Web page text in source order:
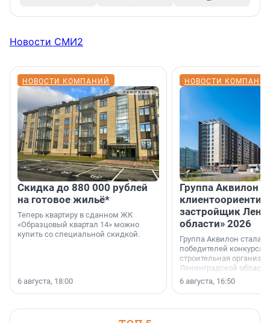
Новости СМИ2
НОВОСТИ КОМПАНИЙ
Скидка до 880 000 рублей
на готовое жильё*
Теперь квартиру в сданном ЖК
«Образцовый квартал 14» можно
купить со специальной скидкой.
6 августа, 18:00
НОВОСТИ
Группа Аквилон
застройщик
области» 2026
Группа Аквилон стала
победителей конкурса
строительная
Ленинградской области
номинации «Самый
застройщик
области».
6 августа, 16:50